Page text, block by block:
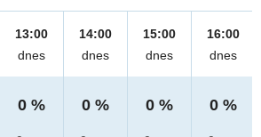
13:00
dnes
0 %
14:00
dnes
0 %
15:00
dnes
0 %
16:00
dnes
0 %